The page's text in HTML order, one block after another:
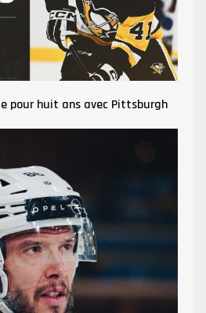
pour huit ans avec Pittsburgh